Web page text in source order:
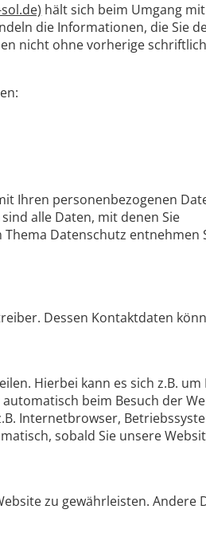
hält sich beim Umgang mit
die Informationen, die Sie
nicht ohne vorherige
Ihren personenbezogenen
alle Daten, mit denen Sie
Datenschutz entnehmen
Dessen Kontaktdaten
Hierbei kann es sich z.B. um
beim Besuch der
Internetbrowser,
sobald Sie unsere
zu gewährleisten. Andere